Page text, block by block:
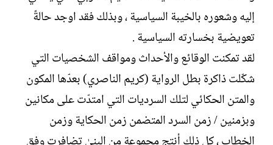
إليه وشعوره بالخيبة السياسية ، وبذلك فقد اوجد حالةً
تعويضية بخسارته السياسية .
لقد تمكنت الوقائع والأحداث ومواقف الشخصيات التي
شكّلت ذاكرة بطل الرواية (كريم الناصري) بعدّها المكون
والمتن الحكائي لتلك السرديات التي امتدّت على مكانين
وبزمنين / زمن السرد المتضمن زمن الحكاية وزمن